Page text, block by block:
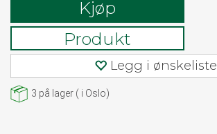
Kjøp
Produkt
Legg i ønskeliste
3 på lager ( i Oslo)